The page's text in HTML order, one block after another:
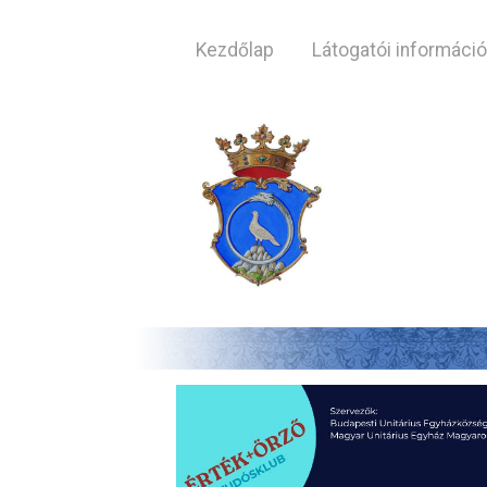
Kezdőlap Látogatói